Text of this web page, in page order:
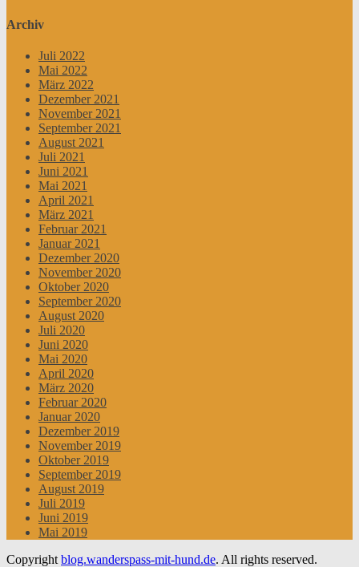
Archiv
Juli 2022
Mai 2022
März 2022
Dezember 2021
November 2021
September 2021
August 2021
Juli 2021
Juni 2021
Mai 2021
April 2021
März 2021
Februar 2021
Januar 2021
Dezember 2020
November 2020
Oktober 2020
September 2020
August 2020
Juli 2020
Juni 2020
Mai 2020
April 2020
März 2020
Februar 2020
Januar 2020
Dezember 2019
November 2019
Oktober 2019
September 2019
August 2019
Juli 2019
Juni 2019
Mai 2019
Copyright blog.wanderspass-mit-hund.de. All rights reserved.